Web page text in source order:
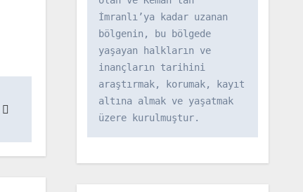
İmranlı’ya kadar uzanan
bölgenin, bu bölgede
yaşayan halkların ve
inançların tarihini
araştırmak, korumak, kayıt
altına almak ve yaşatmak
üzere kurulmuştur.